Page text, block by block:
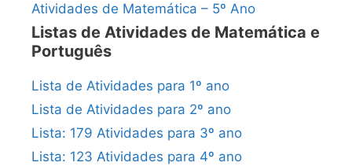
Atividades de Matemática – 5º Ano
Listas de Atividades de Matemática e
Português
Lista de Atividades para 1º ano
Lista de Atividades para 2º ano
Lista: 179 Atividades para 3º ano
Lista: 123 Atividades para 4º ano